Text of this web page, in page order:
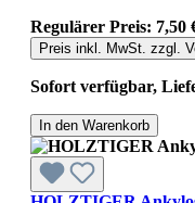
Regulärer Preis: 7,50
Preis inkl. MwSt. zzgl.
Sofort verfügbar,
In den Warenkorb